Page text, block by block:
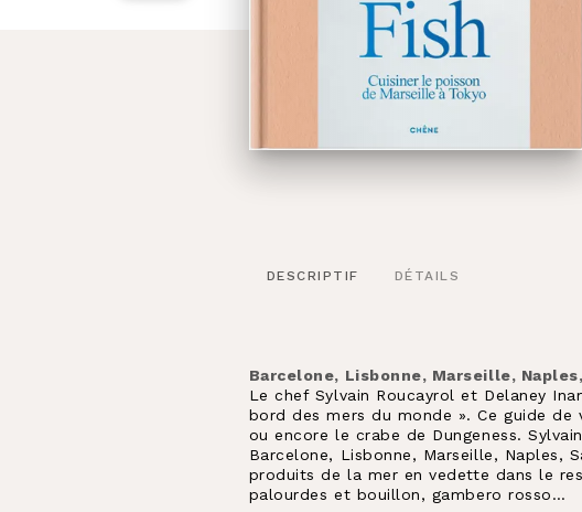
DESCRIPTIF DÉTAILS
Barcelone, Lisbonne, Marseille,
Le chef Sylvain Roucayrol et Delaney
bord des mers du monde ». Ce guide
ou encore le crabe de Dungeness.
Barcelone, Lisbonne, Marseille, Naples,
produits de la mer en vedette dans le
palourdes et bouillon, gambero rosso…